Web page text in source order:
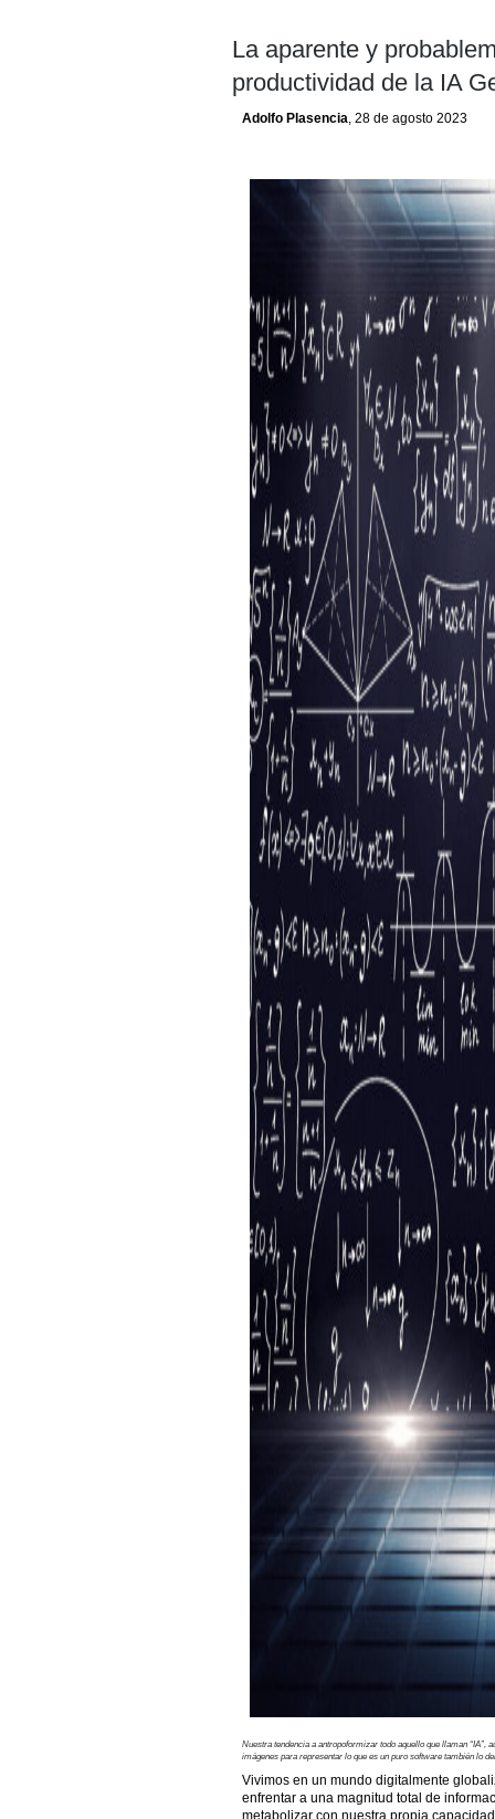
La aparente y
productividad de la IA
Adolfo Plasencia, 28 de agosto 2023
Nuestra tendencia a antropoformizar todo aquello que llaman
imágenes para representar lo que es un puro software también lo
Vivimos en un mundo digitalmente
enfrentar a una magnitud total de
metabolizar con nuestra propia